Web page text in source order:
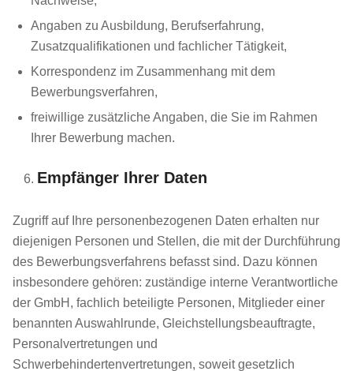
Angaben zu Ausbildung, Berufserfahrung,
Zusatzqualifikationen und fachlicher Tätigkeit,
Korrespondenz im Zusammenhang mit dem
Bewerbungsverfahren,
freiwillige zusätzliche Angaben, die Sie im Rahmen
Ihrer Bewerbung machen.
Empfänger Ihrer Daten
Zugriff auf Ihre personenbezogenen Daten erhalten nur
diejenigen Personen und Stellen, die mit der Durchführung
des Bewerbungsverfahrens befasst sind. Dazu können
insbesondere gehören: zuständige interne Verantwortliche
der GmbH, fachlich beteiligte Personen, Mitglieder einer
benannten Auswahlrunde, Gleichstellungsbeauftragte,
Personalvertretungen und
Schwerbehindertenvertretungen, soweit gesetzlich